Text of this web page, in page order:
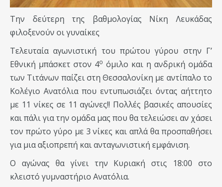
Την δεύτερη της βαθμολογίας Νίκη Λευκάδας
φιλοξενούν οι γυναίκες
Τελευταία αγωνιστική του πρώτου γύρου στην Γ’
Εθνική μπάσκετ στον 4ο όμιλο και η ανδρική ομάδα
των Τιτάνων παίζει στη Θεσσαλονίκη με αντίπαλο το
Κολέγιο Ανατόλια που εντυπωσιάζει όντας αήττητο
με 11 νίκες σε 11 αγώνες!! Πολλές βασικές απουσίες
και πάλι για την ομάδα μας που θα τελειώσει αν χάσει
τον πρώτο γύρο με 3 νίκες και απλά θα προσπαθήσει
για μια αξιοπρεπή και ανταγωνιστική εμφάνιση.
Ο αγώνας θα γίνει την Κυριακή στις 18:00 στο
κλειστό γυμναστήριο Ανατόλια.